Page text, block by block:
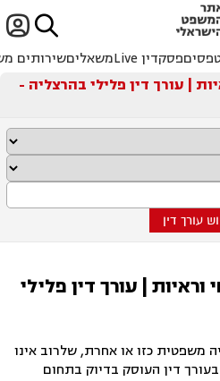
ﱐ
פסקדין Live משאליםשירותים
| עורך דין פלילי בהרצליה -
עורך דין
וראיות | עורך דין פלילי
משפטית כזו או אחרת, שלרוב אינו
דין העוסק בדיוק בתחום